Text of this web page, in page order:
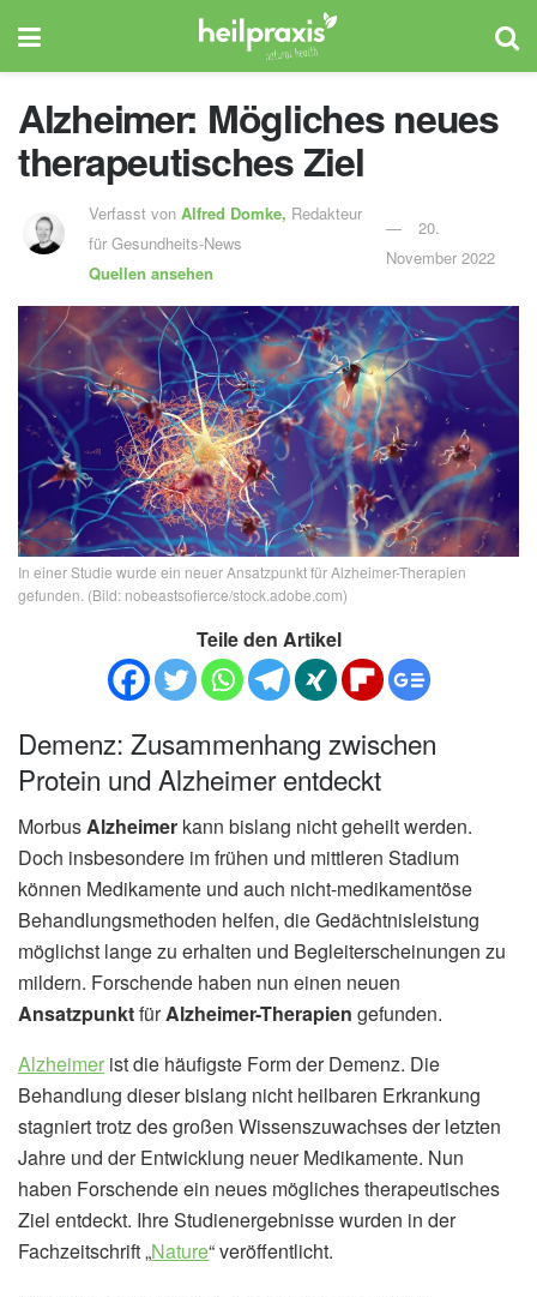
Alzheimer: Mögliches neues
therapeutisches Ziel
Verfasst von Alfred Domke, Redakteur
für Gesundheits-News
Quellen ansehen
20.
November 2022
In einer Studie wurde ein neuer Ansatzpunkt für Alzheimer-Therapien
gefunden. (Bild: nobeastsofierce/stock.adobe.com)
Teile den Artikel
Demenz: Zusammenhang zwischen
Protein und Alzheimer entdeckt
MorbusAlzheimer kann bislang nicht geheilt werden.
Doch insbesondere im frühen und mittleren Stadium
können Medikamente und auch nicht-medikamentöse
Behandlungsmethoden helfen, die Gedächtnisleistung
möglichst lange zu erhalten und Begleiterscheinungen zu
mildern. Forschende haben nun einen neuen
AnsatzpunktfürAlzheimer-Therapien gefunden.
Alzheimer ist die häufigste Form der Demenz. Die
Behandlung dieser bislang nicht heilbaren Erkrankung
stagniert trotz des großen Wissenszuwachses der letzten
Jahre und der Entwicklung neuer Medikamente. Nun
haben Forschende ein neues mögliches therapeutisches
Ziel entdeckt. Ihre Studienergebnisse wurden in der
Fachzeitschrift „Nature“ veröffentlicht.